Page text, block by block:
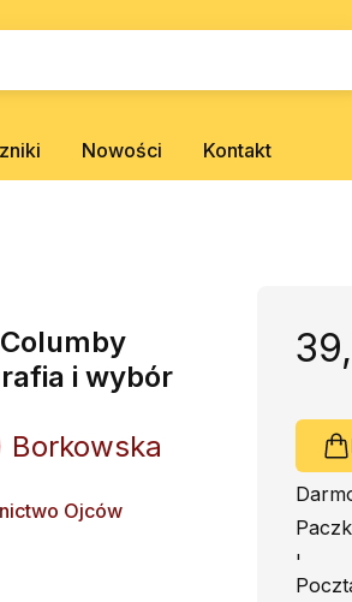
Nowości Kontakt
i wybór
Borkowska
Ojców
'